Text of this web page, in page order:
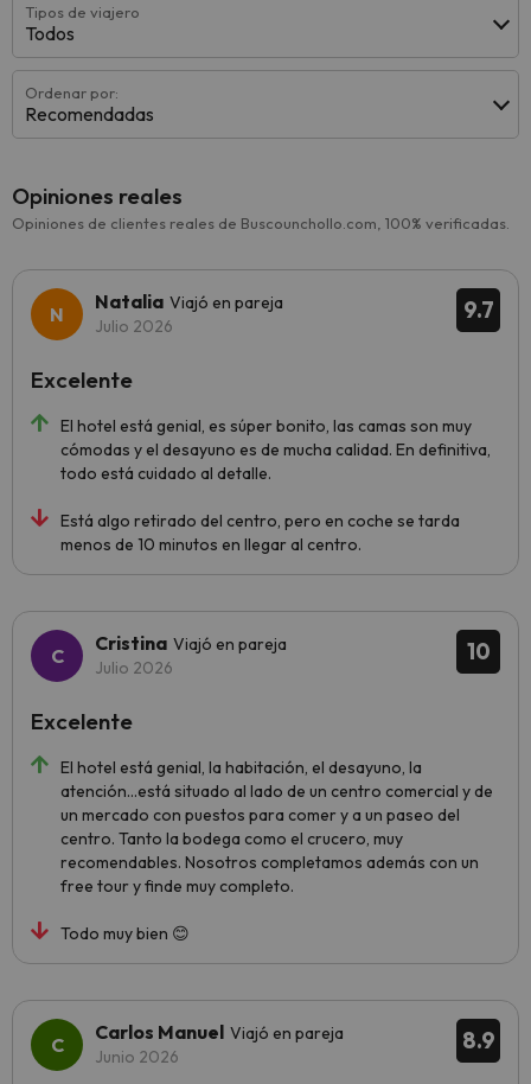
Tipos de viajero
Todos
Ordenar por:
Recomendadas
Opiniones reales
Opiniones de clientes reales de Buscounchollo.com, 100% verificadas.
9.7
Natalia Viajó en pareja
Julio 2026
El hotel está genial, es súper bonito, las camas son muy
cómodas y el desayuno es de mucha calidad. En definitiva,
todo está cuidado al detalle.
Está algo retirado del centro, pero en coche se tarda
menos de 10 minutos en llegar al centro.
Excelente
10
Cristina Viajó en pareja
Julio 2026
El hotel está genial, la habitación, el desayuno, la
atención…está situado al lado de un centro comercial y de
un mercado con puestos para comer y a un paseo del
centro. Tanto la bodega como el crucero, muy
recomendables. Nosotros completamos además con un
free tour y finde muy completo.
Todo muy bien 😊
Excelente
8.9
Carlos Manuel Viajó en pareja
Junio 2026